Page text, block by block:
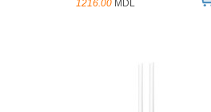
1216.00 MDL